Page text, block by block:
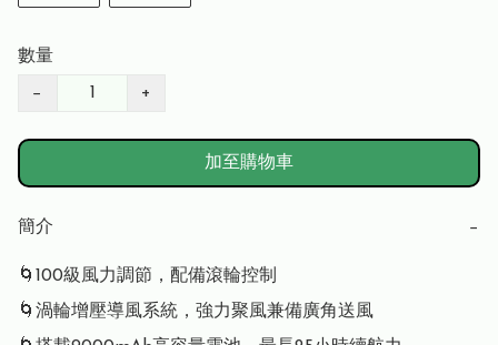
數量
− +
加至購物車
簡介 −
🌀100級風力調節，配備滾輪控制
🌀渦輪增壓導風系統，強力聚風兼備廣角送風